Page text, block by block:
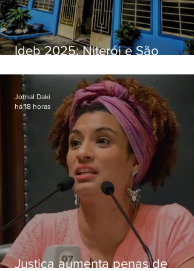
Ideb 2025: Niterói e São
distintos no ensino médio; veja
Justiça aumenta penas de
Jornal Daki
há 18 horas